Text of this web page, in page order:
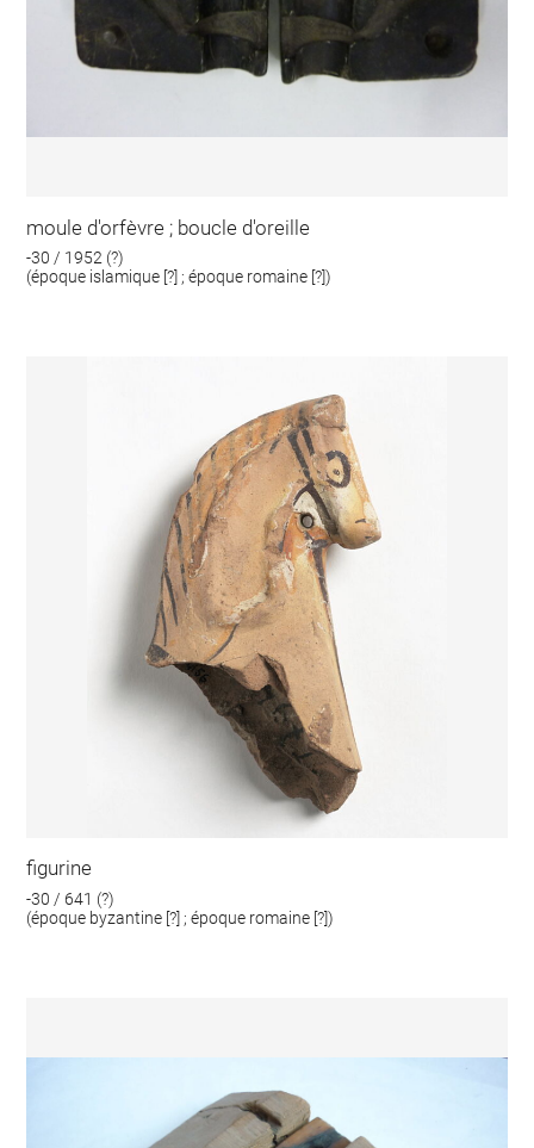
moule d'orfèvre ; boucle d'oreille
-30 / 1952 (?)
(époque islamique [?] ; époque romaine [?])
figurine
-30 / 641 (?)
(époque byzantine [?] ; époque romaine [?])